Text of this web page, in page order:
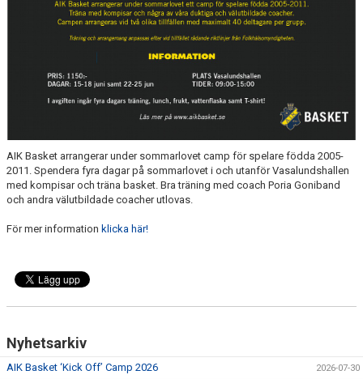
AIK Basket arrangerar under sommarlovet camp för spelare födda 2005-
2011. Spendera fyra dagar på sommarlovet i och utanför Vasalundshallen
med kompisar och träna basket. Bra träning med coach Poria Goniband
och andra välutbildade coacher utlovas.
För mer information klicka här!
Nyhetsarkiv
AIK Basket ‘Kick Off’ Camp 2026 2026-07-30